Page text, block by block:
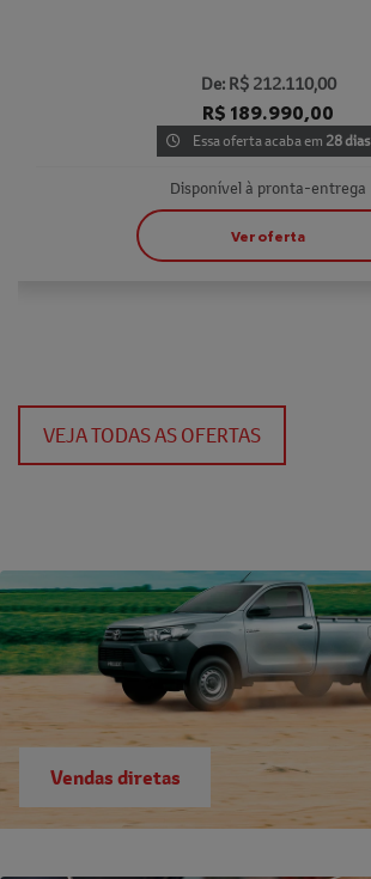
De: R$ 212.110,00
R$ 189.990,00
Essa oferta acaba em 28 dias
Disponível à pronta-entrega
Ver oferta
VEJA TODAS AS OFERTAS
Vendas diretas